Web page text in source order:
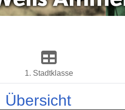
1. Stadtklasse
Übersicht